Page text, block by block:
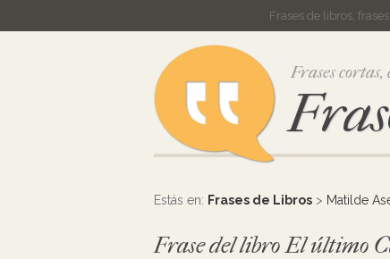
Frases de libros,
Frases cortas,
Estás en: Frases de Libros > Matilde
Frase del libro El último